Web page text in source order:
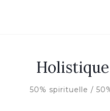
50% spirituelle /